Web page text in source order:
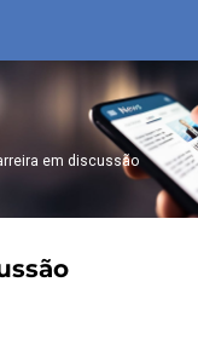
em discussão